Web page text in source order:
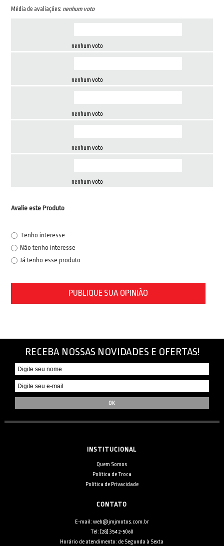
Média de avaliações: nenhum voto
nenhum voto
nenhum voto
nenhum voto
nenhum voto
nenhum voto
Avalie este Produto
Tenho interesse
Não tenho interesse
Já tenho esse produto
PUBLIQUE SUA OPINIÃO
RECEBA NOSSAS NOVIDADES E OFERTAS!
INSTITUCIONAL
Quem Somos
Política de Troca
Política de Privacidade
CONTATO
E-mail: web@jmjmotos.com.br
Tel: [28] 3542-5060
Horário de atendimento: de Segunda à Sexta